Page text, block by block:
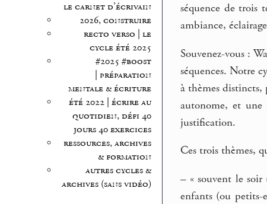
le carnet d’écrivain
2026, construire
recto verso | le
cycle été 2025
#2025 #boost
| préparation
mentale & écriture
été 2022 | écrire au
quotidien, défi 40
jours 40 exercices
ressources, archives
& formation
autres cycles &
archives (sans vidéo)
séquence de trois
ambiance,
Souvenez-vous :
séquences. Notre
à thèmes
autonome, et
justification.
Ces trois thèmes,
– « souvent le
enfants (ou petits-